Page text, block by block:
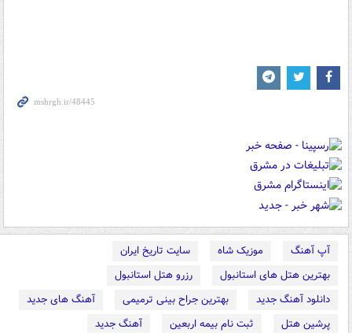
آپ آهنگ موزیک شاه
سایت تاریخ ایران
بهترین هتل های استانبول
رزرو هتل استانبول
دانلود آهنگ جدید
بهترین جراح بینی ترمیمی
آهنگ های جدید
پرشین هتل
ثبت نام بیمه اربعین
آهنگ جدید